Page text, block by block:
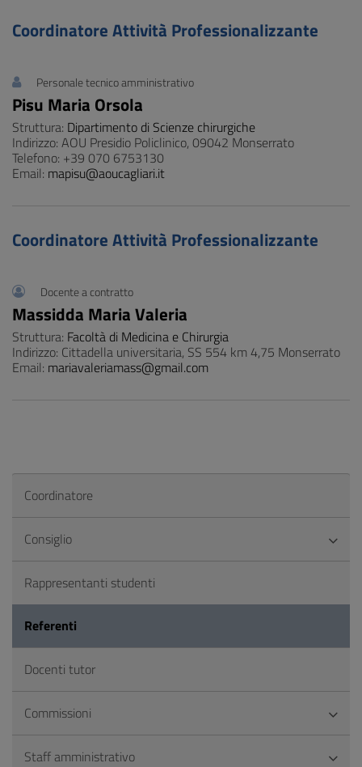
Coordinatore Attività Professionalizzante
Personale tecnico amministrativo
Pisu Maria Orsola
Struttura: Dipartimento di Scienze chirurgiche
Indirizzo: AOU Presidio Policlinico, 09042 Monserrato
Telefono: +39 070 6753130
Email: mapisu@aoucagliari.it
Coordinatore Attività Professionalizzante
Docente a contratto
Massidda Maria Valeria
Struttura: Facoltà di Medicina e Chirurgia
Indirizzo: Cittadella universitaria, SS 554 km 4,75 Monserrato
Email: mariavaleriamass@gmail.com
Coordinatore
Consiglio
Rappresentanti studenti
Referenti
Docenti tutor
Commissioni
Staff amministrativo